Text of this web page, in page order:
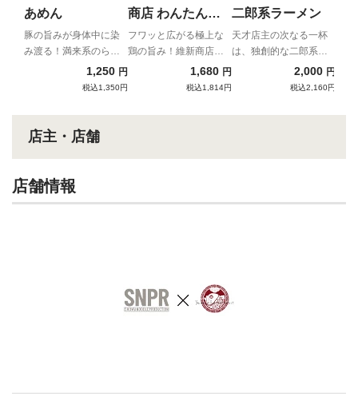
あめん
豚の旨みが身体中に染
み渡る！満来系のらあ
めんが新登場！1,250 円
税込1,350円
商店 わんたんそ
ば
フワッと広がる極上な
鶏の旨み！維新商店が
贈る宅麺だけの贅沢わ
1,680 円
税込1,814円
二郎系ラーメン
天才店主の次なる一杯
は、独創的な二郎系ラ
2,000 円
税込2,160円
店主・店舗
店舗情報